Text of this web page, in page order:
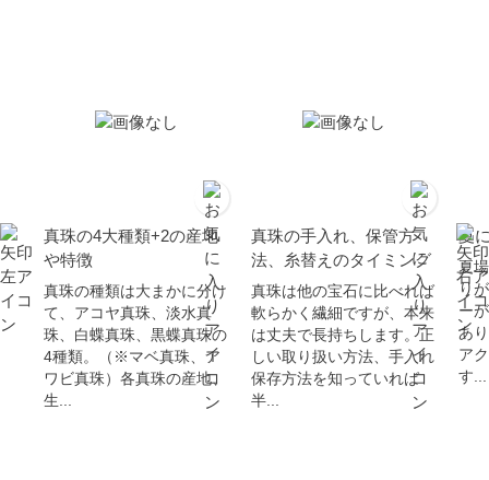
真珠の4大種類+2の産地
や特徴
真珠の種類は大まかに分け
て、アコヤ真珠、淡水真
珠、白蝶真珠、黒蝶真珠の
4種類。（※マベ真珠、ア
ワビ真珠）各真珠の産地、
生...
真珠の手入れ、保管方
法、糸替えのタイミング
真珠は他の宝石に比べれば
軟らかく繊細ですが、本来
は丈夫で長持ちします。正
しい取り扱い方法、手入れ
保存方法を知っていれば
半...
夏
夏
り
ー
あ
ア
す...